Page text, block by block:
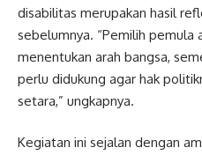
disabilitas merupakan hasil
sebelumnya. “Pemilih pemula
menentukan arah bangsa,
perlu didukung agar hak
setara,” ungkapnya.
Kegiatan ini sejalan dengan